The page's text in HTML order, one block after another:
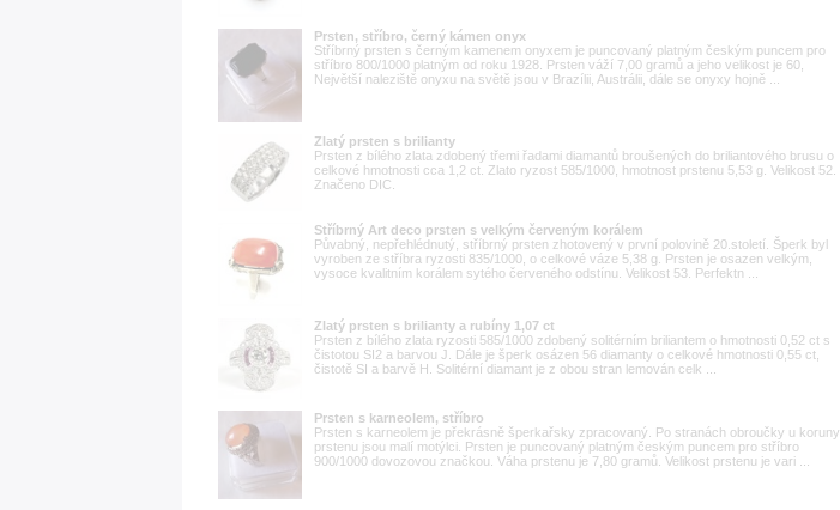
Prsten, stříbro, černý kámen onyx
Stříbrný prsten s černým kamenem onyxem je puncovaný platným českým puncem pro
stříbro 800/1000 platným od roku 1928. Prsten váží 7,00 gramů a jeho velikost je 60,
Největší naleziště onyxu na světě jsou v Brazílii, Austrálii, dále se onyxy hojně ...
Zlatý prsten s brilianty
Prsten z bílého zlata zdobený třemi řadami diamantů broušených do briliantového brusu o
celkové hmotnosti cca 1,2 ct. Zlato ryzost 585/1000, hmotnost prstenu 5,53 g. Velikost 52.
Značeno DIC.
Stříbrný Art deco prsten s velkým červeným korálem
Půvabný, nepřehlédnutý, stříbrný prsten zhotovený v první polovině 20.století. Šperk byl
vyroben ze stříbra ryzosti 835/1000, o celkové váze 5,38 g. Prsten je osazen velkým,
vysoce kvalitním korálem sytého červeného odstínu. Velikost 53. Perfektn ...
Zlatý prsten s brilianty a rubíny 1,07 ct
Prsten z bílého zlata ryzosti 585/1000 zdobený solitérním briliantem o hmotnosti 0,52 ct s
čistotou SI2 a barvou J. Dále je šperk osázen 56 diamanty o celkové hmotnosti 0,55 ct,
čistotě SI a barvě H. Solitérní diamant je z obou stran lemován celk ...
Prsten s karneolem, stříbro
Prsten s karneolem je překrásně šperkařsky zpracovaný. Po stranách obroučky u koruny
prstenu jsou malí motýlci. Prsten je puncovaný platným českým puncem pro stříbro
900/1000 dovozovou značkou. Váha prstenu je 7,80 gramů. Velikost prstenu je vari ...